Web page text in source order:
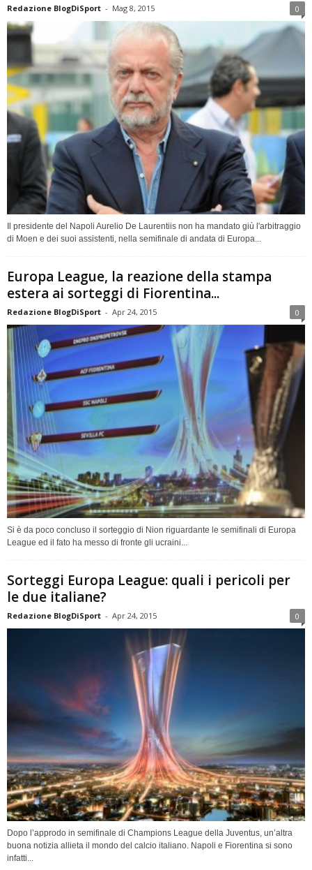
Redazione BlogDiSport - Mag 8, 2015 0
Il presidente del Napoli Aurelio De Laurentiis non ha mandato giù l'arbitraggio
di Moen e dei suoi assistenti, nella semifinale di andata di Europa...
Europa League, la reazione della stampa
estera ai sorteggi di Fiorentina...
Redazione BlogDiSport - Apr 24, 2015 0
Si è da poco concluso il sorteggio di Nion riguardante le semifinali di Europa
League ed il fato ha messo di fronte gli ucraini...
Sorteggi Europa League: quali i pericoli per
le due italiane?
Redazione BlogDiSport - Apr 24, 2015 0
Dopo l’approdo in semifinale di Champions League della Juventus, un’altra
buona notizia allieta il mondo del calcio italiano. Napoli e Fiorentina si sono
infatti...